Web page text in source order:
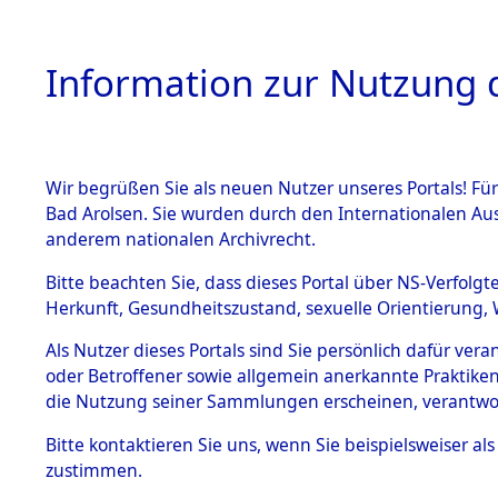
HOME
BESTÄNDE
Inhaftierungsdoku
mente
5. Verschiedenes
Todesmärsche
5.3.1 Alliierte
Information zur Nutzung
Wir begrüßen Sie als neuen Nutzer unseres Portals!
Bad Arolsen. Sie wurden durch den Internationalen
anderem nationalen Archivrecht.
Bitte beachten Sie, dass dieses Portal über NS-
Herkunft, Gesundheitszustand, sexuelle
Als Nutzer dieses Portals sind Sie persönlich dafür
oder Betroffener sowie allgemein anerkannte
die Nutzung seiner Sammlungen erscheinen,
Bitte kontaktieren Sie uns, wenn Sie beispielsweiser
zustimmen.